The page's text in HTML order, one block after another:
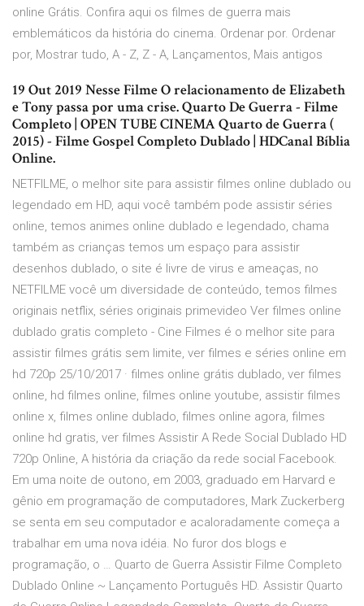
online Grátis. Confira aqui os filmes de guerra mais
emblemáticos da história do cinema. Ordenar por. Ordenar
por, Mostrar tudo, A - Z, Z - A, Lançamentos, Mais antigos
19 Out 2019 Nesse Filme O relacionamento de Elizabeth
e Tony passa por uma crise. Quarto De Guerra - Filme
Completo | OPEN TUBE CINEMA Quarto de Guerra (
2015) - Filme Gospel Completo Dublado | HDCanal Bíblia
Online.
NETFILME, o melhor site para assistir filmes online dublado ou
legendado em HD, aqui você também pode assistir séries
online, temos animes online dublado e legendado, chama
também as crianças temos um espaço para assistir
desenhos dublado, o site é livre de virus e ameaças, no
NETFILME você um diversidade de conteúdo, temos filmes
originais netflix, séries originais primevideo Ver filmes online
dublado gratis completo - Cine Filmes é o melhor site para
assistir filmes grátis sem limite, ver filmes e séries online em
hd 720p 25/10/2017 · filmes online grátis dublado, ver filmes
online, hd filmes online, filmes online youtube, assistir filmes
online x, filmes online dublado, filmes online agora, filmes
online hd gratis, ver filmes Assistir A Rede Social Dublado HD
720p Online, A história da criação da rede social Facebook.
Em uma noite de outono, em 2003, graduado em Harvard e
gênio em programação de computadores, Mark Zuckerberg
se senta em seu computador e acaloradamente começa a
trabalhar em uma nova idéia. No furor dos blogs e
programação, o … Quarto de Guerra Assistir Filme Completo
Dublado Online ~ Lançamento Português HD. Assistir Quarto